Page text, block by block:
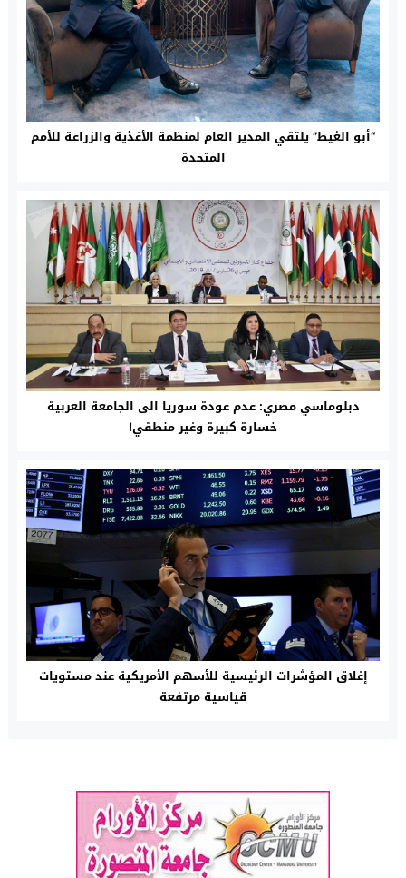
“أبو الغيط” يلتقي المدير العام لمنظمة الأغذية والزراعة للأمم
المتحدة
دبلوماسي مصري: عدم عودة سوريا الى الجامعة العربية
خسارة كبيرة وغير منطقي!
إغلاق المؤشرات الرئيسية للأسهم الأمريكية عند مستويات
قياسية مرتفعة